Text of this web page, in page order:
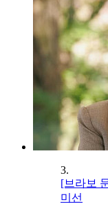
3.
[브라보
미선